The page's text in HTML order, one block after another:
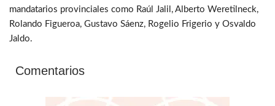
mandatarios provinciales como Raúl Jalil, Alberto Weretilneck,
Rolando Figueroa, Gustavo Sáenz, Rogelio Frigerio y Osvaldo
Jaldo.
Comentarios